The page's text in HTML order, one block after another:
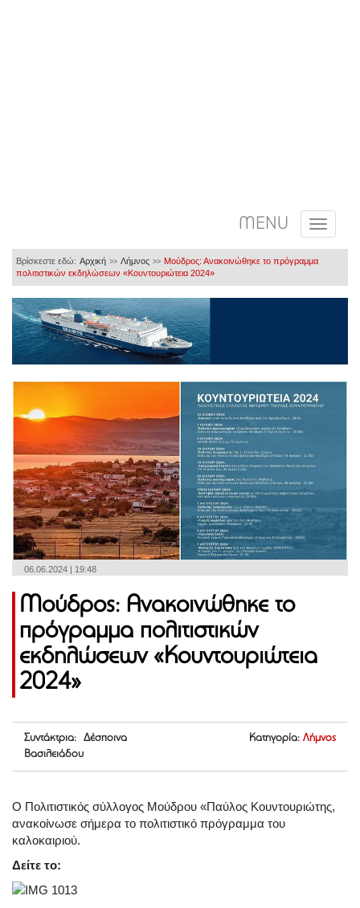
MENU
Βρίσκεστε εδώ: Αρχική >> Λήμνος >> Μούδρος: Ανακοινώθηκε το πρόγραμμα
πολιτιστικών εκδηλώσεων «Κουντουριώτεια 2024»
06.06.2024 | 19:48
Μούδρος: Ανακοινώθηκε το
πρόγραμμα πολιτιστικών
εκδηλώσεων «Κουντουριώτεια
2024»
Συντάκτρια: Δέσποινα
Βασιλειάδου
Κατηγορία: Λήμνος
Ο Πολιτιστικός σύλλογος Μούδρου «Παύλος Κουντουριώτης,
ανακοίνωσε σήμερα το πολιτιστικό πρόγραμμα του
καλοκαιριού.
Δείτε το: